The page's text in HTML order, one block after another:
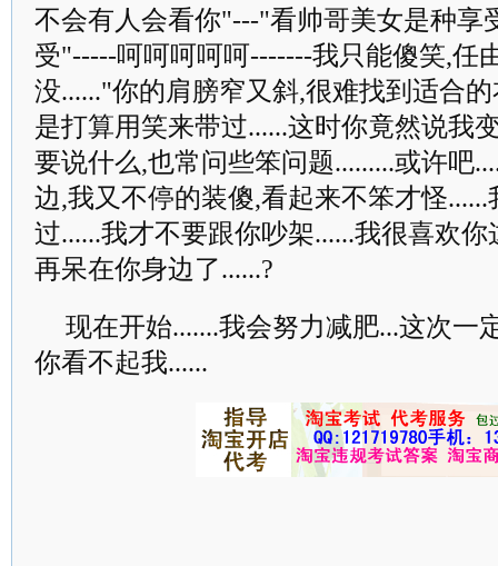
不会有人会看你"---"看帅哥美女是种享
受"-----呵呵呵呵呵-------我只能傻笑,任
没......"你的肩膀窄又斜,很难找到适合
是打算用笑来带过......这时你竟然说我
要说什么,也常问些笨问题.........或许吧
边,我又不停的装傻,看起来不笨才怪
过......我才不要跟你吵架......我很喜欢
再呆在你身边了......?
现在开始.......我会努力减肥...这次一
你看不起我......